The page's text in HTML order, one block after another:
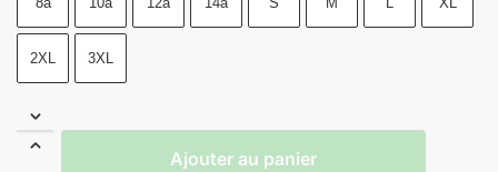
2XL 3XL
Ajouter au panier